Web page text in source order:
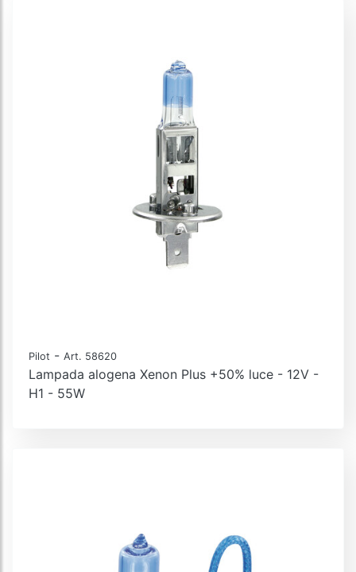
Pilot - Art. 58620
Lampada alogena Xenon Plus +50% luce - 12V -
H1 - 55W